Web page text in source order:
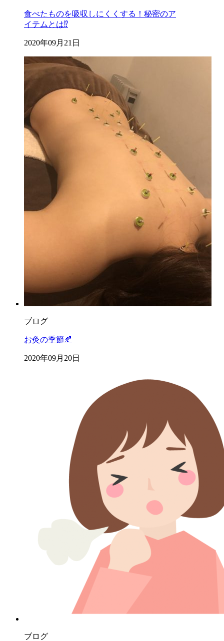
食べたものを吸収しにくくする！秘密のア
イテムとは⁉️
2020年09月21日
ブログ
お灸の季節🍂
2020年09月20日
ブログ